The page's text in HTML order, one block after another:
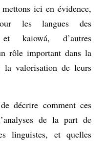
ici en évidence,
les langues des
et kaiowá, d’autres
rôle important dans la
la valorisation de leurs
décrire comment ces
de la part de
linguistes, et quelles